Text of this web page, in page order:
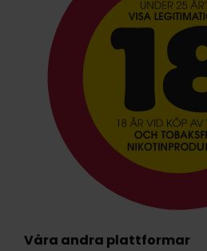
Våra andra plattformar